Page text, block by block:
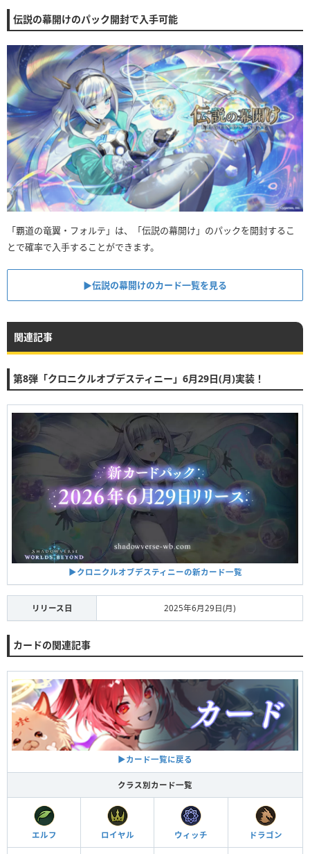
伝説の幕開けのパック開封で入手可能
「覇道の竜翼・フォルテ」は、「伝説の幕開け」のパックを開封するこ
とで確率で入手することができます。
▶︎伝説の幕開けのカード一覧を見る
関連記事
第8弾「クロニクルオブデスティニー」6月29日(月)実装！
▶︎クロニクルオブデスティニーの新カード一覧
リリース日 2025年6月29日(月)
カードの関連記事
▶︎カード一覧に戻る
クラス別カード一覧
エルフ ロイヤル ウィッチ ドラゴン